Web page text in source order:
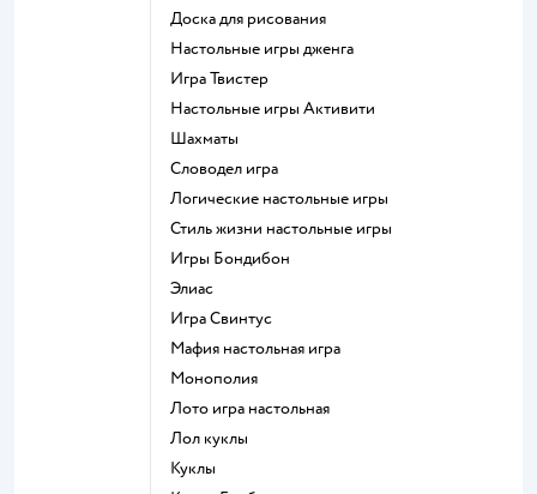
Доска для рисования
Настольные игры дженга
Игра Твистер
Настольные игры Активити
Шахматы
Словодел игра
Логические настольные игры
Стиль жизни настольные игры
Игры Бондибон
Элиас
Игра Свинтус
Мафия настольная игра
Монополия
Лото игра настольная
Лол куклы
Куклы